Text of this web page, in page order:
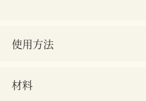
使用方法
材料